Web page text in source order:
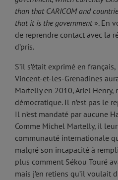
than that CARICOM and
that it is the government». En
de reprendre contact avec la
d’pris.
S’il s’était exprimé en
Vincent-et-les-Grenadines
Martelly en 2010, Ariel Henry,
démocratique. Il n’est pas le
Il n’est mandaté par aucune
Comme Michel Martelly, il
communauté internationale
malgré son incapacité à
plus comment Sékou Touré
mais j’en retiens qu’il voulait